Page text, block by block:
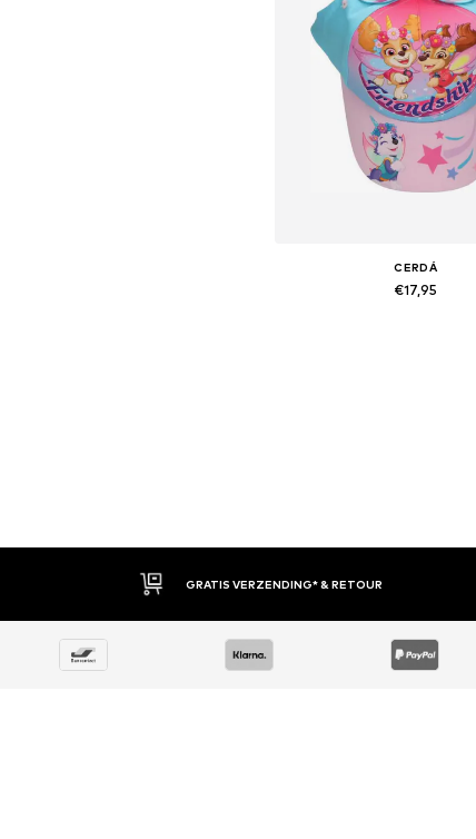
CERDÁ
€17,95
GRATIS VERZENDING* & RETOUR